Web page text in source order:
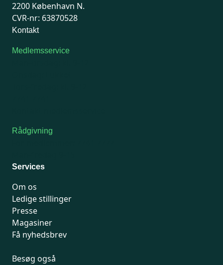
2200 København N.
CVR-nr: 63870528
Kontakt
Medlemsservice
Rådgivning
Services
Om os
Ledige stillinger
Presse
Magasiner
Få nyhedsbrev
Besøg også